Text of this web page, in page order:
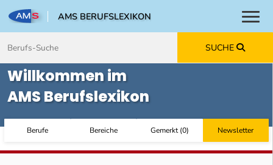
AMS BERUFSLEXIKON
SUCHE
Willkommen im
AMS Berufslexikon
Berufe Bereiche Gemerkt(0) Newsletter